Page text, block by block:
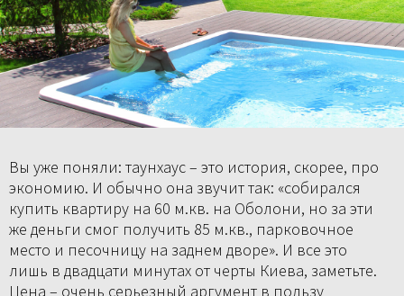
Вы уже поняли: таунхаус – это история, скорее, про
экономию. И обычно она звучит так: «собирался
купить квартиру на 60 м.кв. на Оболони, но за эти
же деньги смог получить 85 м.кв., парковочное
место и песочницу на заднем дворе». И все это
лишь в двадцати минутах от черты Киева, заметьте.
Цена – очень серьезный аргумент в пользу